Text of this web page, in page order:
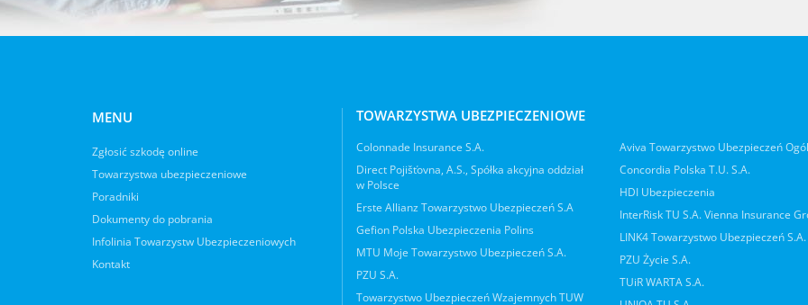
MENU
Zgłosić szkodę online
Towarzystwa ubezpieczeniowe
Poradniki
Dokumenty do pobrania
Infolinia Towarzystw Ubezpieczeniowych
Kontakt
TOWARZYSTWA UBEZPIECZENIOWE
Colonnade Insurance S.A.
Direct Pojišťovna, A.S., Spółka akcyjna oddział
w Polsce
Erste Allianz Towarzystwo Ubezpieczeń S.A
Gefion Polska Ubezpieczenia Polins
MTU Moje Towarzystwo Ubezpieczeń S.A.
PZU S.A.
Towarzystwo Ubezpieczeń Wzajemnych TUW
Aviva Towarzystwo Ubezpieczeń
Concordia Polska T.U. S.A.
HDI Ubezpieczenia
InterRisk TU S.A. Vienna Insurance
LINK4 Towarzystwo Ubezpieczeń S.A.
PZU Życie S.A.
TUiR WARTA S.A.